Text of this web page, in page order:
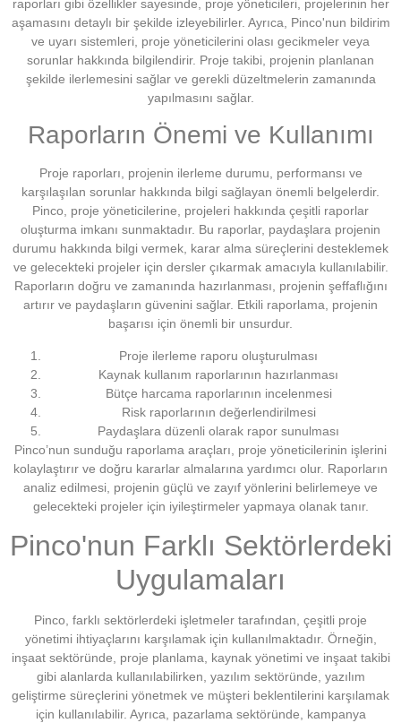
raporları gibi özellikler sayesinde, proje yöneticileri, projelerinin her
aşamasını detaylı bir şekilde izleyebilirler. Ayrıca, Pinco'nun bildirim
ve uyarı sistemleri, proje yöneticilerini olası gecikmeler veya
sorunlar hakkında bilgilendirir. Proje takibi, projenin planlanan
şekilde ilerlemesini sağlar ve gerekli düzeltmelerin zamanında
yapılmasını sağlar.
Raporların Önemi ve Kullanımı
Proje raporları, projenin ilerleme durumu, performansı ve
karşılaşılan sorunlar hakkında bilgi sağlayan önemli belgelerdir.
Pinco, proje yöneticilerine, projeleri hakkında çeşitli raporlar
oluşturma imkanı sunmaktadır. Bu raporlar, paydaşlara projenin
durumu hakkında bilgi vermek, karar alma süreçlerini desteklemek
ve gelecekteki projeler için dersler çıkarmak amacıyla kullanılabilir.
Raporların doğru ve zamanında hazırlanması, projenin şeffaflığını
artırır ve paydaşların güvenini sağlar. Etkili raporlama, projenin
başarısı için önemli bir unsurdur.
Proje ilerleme raporu oluşturulması
Kaynak kullanım raporlarının hazırlanması
Bütçe harcama raporlarının incelenmesi
Risk raporlarının değerlendirilmesi
Paydaşlara düzenli olarak rapor sunulması
Pinco’nun sunduğu raporlama araçları, proje yöneticilerinin işlerini
kolaylaştırır ve doğru kararlar almalarına yardımcı olur. Raporların
analiz edilmesi, projenin güçlü ve zayıf yönlerini belirlemeye ve
gelecekteki projeler için iyileştirmeler yapmaya olanak tanır.
Pinco'nun Farklı Sektörlerdeki
Uygulamaları
Pinco, farklı sektörlerdeki işletmeler tarafından, çeşitli proje
yönetimi ihtiyaçlarını karşılamak için kullanılmaktadır. Örneğin,
inşaat sektöründe, proje planlama, kaynak yönetimi ve inşaat takibi
gibi alanlarda kullanılabilirken, yazılım sektöründe, yazılım
geliştirme süreçlerini yönetmek ve müşteri beklentilerini karşılamak
için kullanılabilir. Ayrıca, pazarlama sektöründe, kampanya